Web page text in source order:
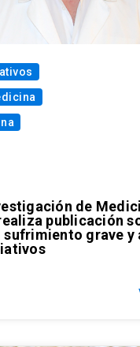
de
publicación
grave y